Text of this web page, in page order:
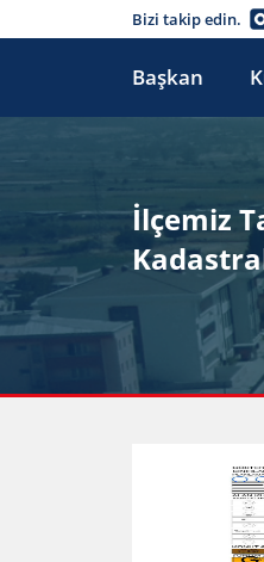
Bizi takip edin.
Başkan
İlçemiz